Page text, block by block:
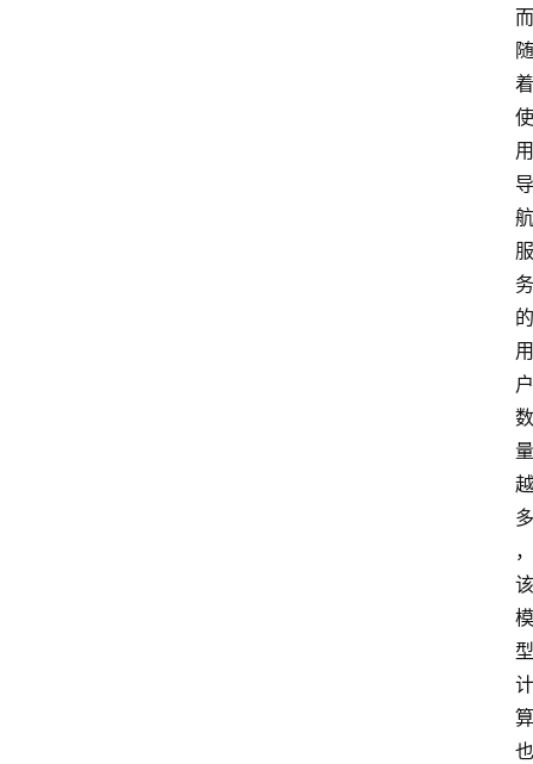
而
随
着
使
用
导
航
服
务
的
用
户
数
量
越
多
，
该
模
型
计
算
也